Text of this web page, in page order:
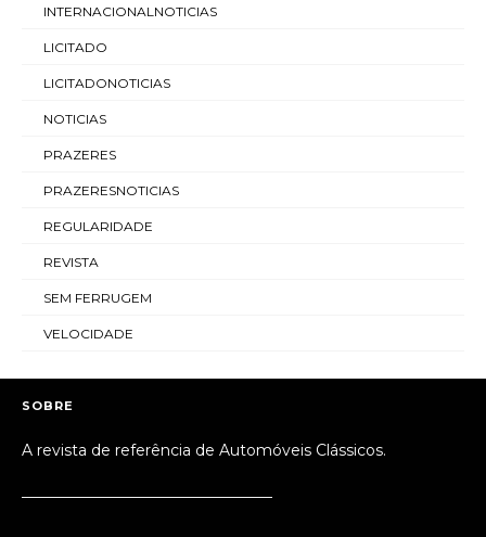
INTERNACIONALNOTICIAS
LICITADO
LICITADONOTICIAS
NOTICIAS
PRAZERES
PRAZERESNOTICIAS
REGULARIDADE
REVISTA
SEM FERRUGEM
VELOCIDADE
SOBRE
A revista de referência de Automóveis Clássicos.